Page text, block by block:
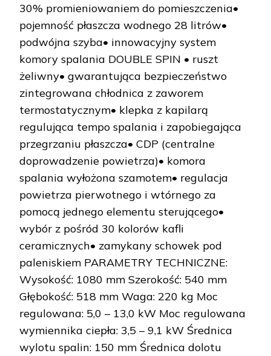
30% promieniowaniem do pomieszczenia•
pojemność płaszcza wodnego 28 litrów•
podwójna szyba• innowacyjny system
komory spalania DOUBLE SPIN • ruszt
żeliwny• gwarantująca bezpieczeństwo
zintegrowana chłodnica z zaworem
termostatycznym• klepka z kapilarą
regulująca tempo spalania i zapobiegająca
przegrzaniu płaszcza• CDP (centralne
doprowadzenie powietrza)• komora
spalania wyłożona szamotem• regulacja
powietrza pierwotnego i wtórnego za
pomocą jednego elementu sterującego•
wybór z pośród 30 kolorów kafli
ceramicznych• zamykany schowek pod
paleniskiem PARAMETRY TECHNICZNE:
Wysokość: 1080 mm Szerokość: 540 mm
Głębokość: 518 mm Waga: 220 kg Moc
regulowana: 5,0 – 13,0 kW Moc regulowana
wymiennika ciepła: 3,5 – 9,1 kW Średnica
wylotu spalin: 150 mm Średnica dolotu